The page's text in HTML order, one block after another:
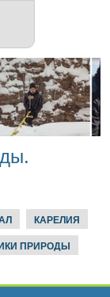
КАРЕЛИЯ
ПРИРОДЫ